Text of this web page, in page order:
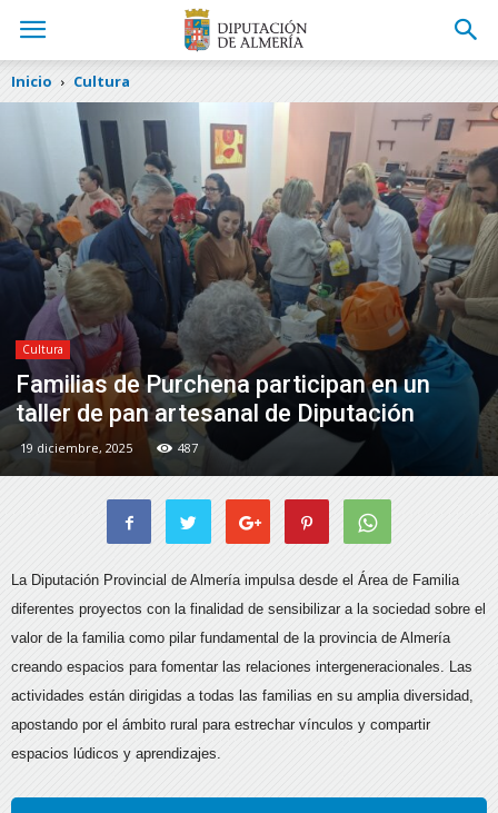
Inicio Cultura
Cultura
Familias de Purchena participan en un
taller de pan artesanal de Diputación
19 diciembre, 2025 487
La Diputación Provincial de Almería impulsa desde el Área de Familia
diferentes proyectos con la finalidad de sensibilizar a la sociedad sobre el
valor de la familia como pilar fundamental de la provincia de Almería
creando espacios para fomentar las relaciones intergeneracionales. Las
actividades están dirigidas a todas las familias en su amplia diversidad,
apostando por el ámbito rural para estrechar vínculos y compartir
espacios lúdicos y aprendizajes.